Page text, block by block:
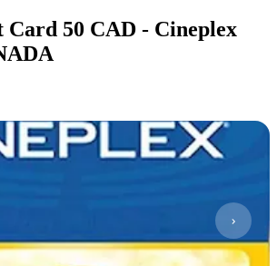
50 CAD - Cineplex